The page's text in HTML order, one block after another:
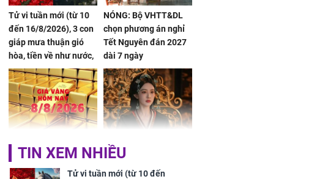
Tử vi tuần mới (từ 10
đến 16/8/2026), 3 con
giáp mưa thuận gió
hòa, tiền về như nước,
bạc vàng dư dả, Phú
Quý Vinh Hoa, vận
trình khai sáng
NÓNG: Bộ VHTT&DL
chọn phương án nghỉ
Tết Nguyên đán 2027
dài 7 ngày
Giá vàng hôm nay,
ngày 8/8/2026: Tăng
vọt lên 144 triệu
'Bách Hoa Sát' vừa kết
thúc, Mạnh Tử Nghĩa
đã vướng tranh luận
TIN XEM NHIỀU
Tử vi tuần mới (từ 10 đến